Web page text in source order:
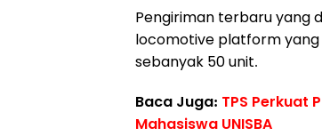
Pengiriman terbaru yang
locomotive platform yang
sebanyak 50 unit.
Baca Juga: TPS Perkuat
Mahasiswa UNISBA